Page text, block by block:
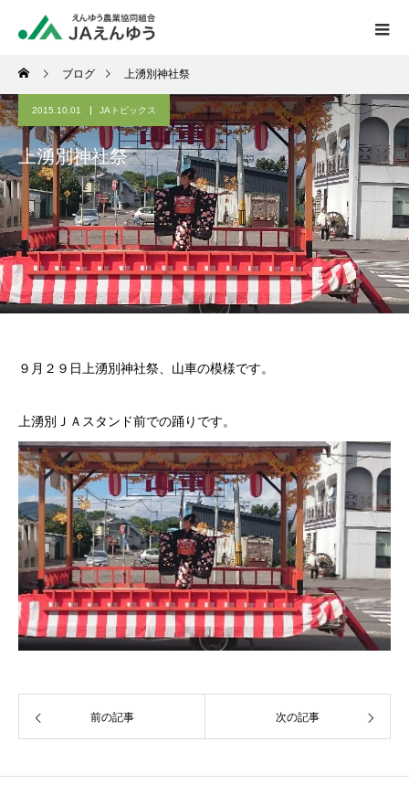
ブログ 上湧別神社祭
2015.10.01 JAトピックス
上湧別神社祭
９月２９日上湧別神社祭、山車の模様です。
上湧別ＪＡスタンド前での踊りです。
前の記事 次の記事